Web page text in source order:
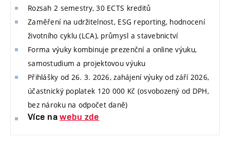
Rozsah 2 semestry, 30 ECTS kreditů
Zaměření na udržitelnost, ESG reporting, hodnocení
životního cyklu (LCA), průmysl a stavebnictví
Forma výuky kombinuje prezenční a online výuku,
samostudium a projektovou výuku
Přihlášky od 26. 3. 2026, zahájení výuky od září 2026,
účastnický poplatek 120 000 Kč (osvobozený od DPH,
bez nároku na odpočet daně)
Více na webu zde